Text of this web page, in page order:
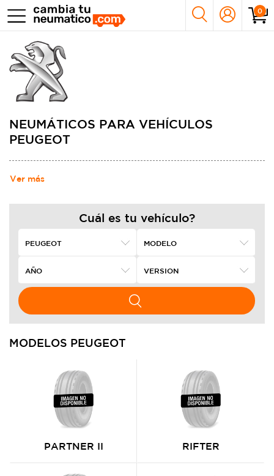
0
NEUMÁTICOS PARA VEHÍCULOS
PEUGEOT
Ver más
Cuál es tu vehículo?
MODELOS PEUGEOT
PARTNER II RIFTER